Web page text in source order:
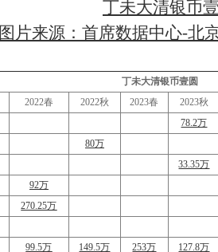
丁未大清银币
图片来源：首席数据中心-北
丁未大清银币壹圆
2022春 2022秋 2023春
2023秋
78.2万
80万
33.35万
92万
270.25万
99.5万 149.5万 253万
127.8万